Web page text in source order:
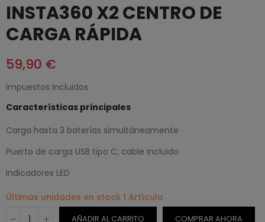
INSTA360 X2 CENTRO DE
CARGA RÁPIDA
59,90 €
Impuestos incluidos
Características principales
Carga hasta 3 baterías simultáneamente
Puerto de carga USB tipo C; cable incluido
Indicadores LED
Últimas unidades en stock 1 Artículo
AÑADIR AL CARRITO COMPRAR AHORA